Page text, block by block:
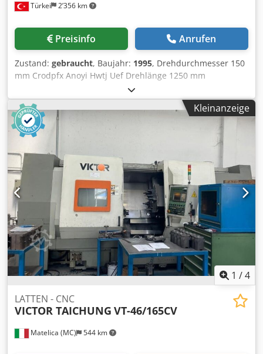
Türkei 2’356 km
Preisinfo Anrufen
Zustand: gebraucht, Baujahr: 1995, Drehdurchmesser 150
mm Crodpfx Anoyi Hwtj Uef Drehlänge 1250 mm
Steuerung OSP 7000 L Gesamtleistungsbedarf 37 kW
Maschinengewicht ca. 8500 t CNC Drehmaschine OKUMA
LU 25 Baujahr 1995 Steuerung OSP 7000 L Verfahrwege
Technische Daten siehe Bildern
Kleinanzeige
1 /4
Matelica (MC) 544 km
LATTEN - CNC
VICTOR TAICHUNG VT-46/165CV